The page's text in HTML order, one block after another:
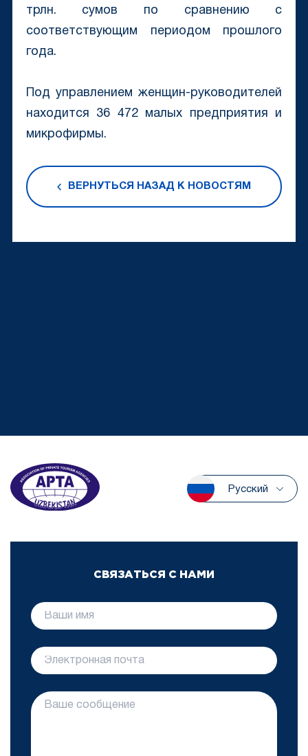
трлн. сумов по сравнению с
соответствующим периодом прошлого
года.
Под управлением женщин-руководителей
находится 36 472 малых предприятия и
микрофирмы.
ВЕРНУТЬСЯ НАЗАД К НОВОСТЯМ
Русский
СВЯЗАТЬСЯ С НАМИ